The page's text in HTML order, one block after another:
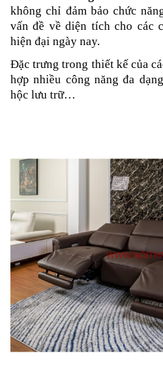
không chỉ đảm bảo chức
vấn đề về diện tích cho các
hiện đại ngày nay.
Đặc trưng trong thiết kế của
hợp nhiều công năng đa
hộc lưu trữ…